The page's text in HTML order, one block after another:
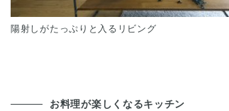
陽射しがたっぷりと入るリビング
お料理が楽しくなるキッチン